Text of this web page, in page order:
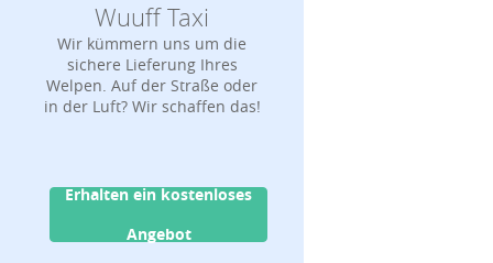
Wuuff Taxi
Wir kümmern uns um die
sichere Lieferung Ihres
Welpen. Auf der Straße oder
in der Luft? Wir schaffen das!
Erhalten ein kostenloses
Angebot